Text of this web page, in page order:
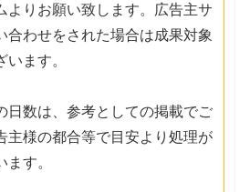
よりお願い致します。広告主サ
合わせをされた場合は成果対象
ます。
数は、参考としての掲載でご
主様の都合等で目安より処理が
す。